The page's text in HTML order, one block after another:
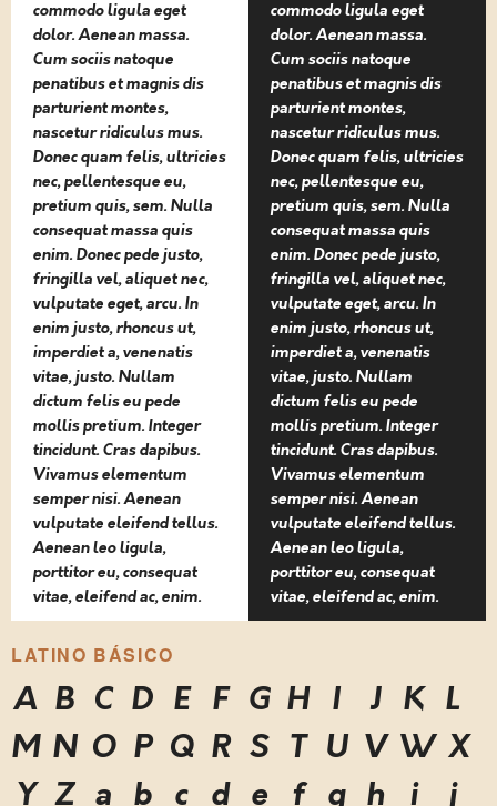
commodo ligula eget
dolor. Aenean massa.
Cum sociis natoque
penatibus et magnis dis
parturient montes,
nascetur ridiculus mus.
Donec quam felis, ultricies
nec, pellentesque eu,
pretium quis, sem. Nulla
consequat massa quis
enim. Donec pede justo,
fringilla vel, aliquet nec,
vulputate eget, arcu. In
enim justo, rhoncus ut,
imperdiet a, venenatis
vitae, justo. Nullam
dictum felis eu pede
mollis pretium. Integer
tincidunt. Cras dapibus.
Vivamus elementum
semper nisi. Aenean
vulputate eleifend tellus.
Aenean leo ligula,
porttitor eu, consequat
vitae, eleifend ac, enim.
commodo ligula eget
dolor. Aenean massa.
Cum sociis natoque
penatibus et magnis dis
parturient montes,
nascetur ridiculus mus.
Donec quam felis, ultricies
nec, pellentesque eu,
pretium quis, sem. Nulla
consequat massa quis
enim. Donec pede justo,
fringilla vel, aliquet nec,
vulputate eget, arcu. In
enim justo, rhoncus ut,
imperdiet a, venenatis
vitae, justo. Nullam
dictum felis eu pede
mollis pretium. Integer
tincidunt. Cras dapibus.
Vivamus elementum
semper nisi. Aenean
vulputate eleifend tellus.
Aenean leo ligula,
porttitor eu, consequat
vitae, eleifend ac, enim.
LATINO BÁSICO
A B C D E F G H I J K
L
M N O P Q R S T U V W X
Y Z a b c d e f g h i j